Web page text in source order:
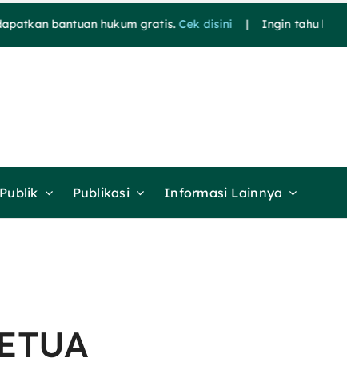
hukum gratis. Cek disini| Ingin tahu berita terkini
Publikasi Informasi Lainnya